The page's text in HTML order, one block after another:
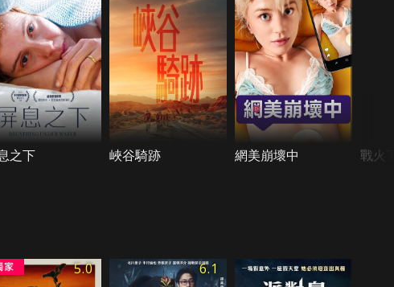
之下 峽谷騎跡 網美崩壞中 戰火
5.0 6.1